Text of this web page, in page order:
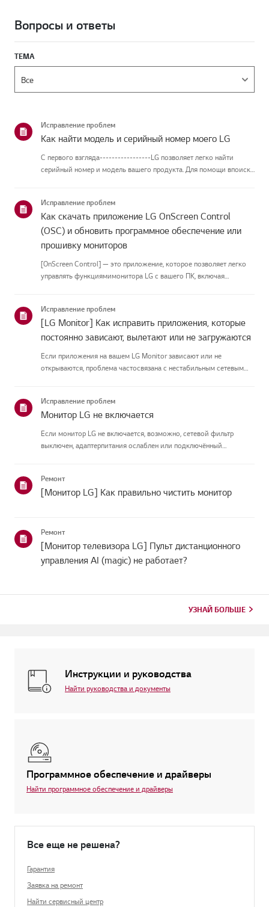
Вопросы и ответы
ТЕМА
Исправление проблем
Как найти модель и серийный номер моего LG
С первого взгляда-----------------LG позволяет легко найти
серийный номер и модель вашего продукта. Для помощи впоиске
руководство создано...
Исправление проблем
Как скачать приложение LG OnScreen Control
(OSC) и обновить программное обеспечение или
прошивку мониторов
[OnScreen Control] — это приложение, которое позволяет легко
управлять функциямимонитора LG с вашего ПК, включая
приложение для вашей ...
Исправление проблем
[LG Monitor] Как исправить приложения, которые
постоянно зависают, вылетают или не загружаются
Если приложения на вашем LG Monitor зависают или не
открываются, проблема частосвязана с нестабильным сетевым
[Настройки] монитора.Попр...
Исправление проблем
Монитор LG не включается
Если монитор LG не включается, возможно, сетевой фильтр
выключен, адаптерпитания ослаблен или подключённый
питании.Затем п...
Ремонт
[Монитор LG] Как правильно чистить монитор
Ремонт
[Монитор телевизора LG] Пульт дистанционного
управления AI (magic) не работает?
УЗНАЙ БОЛЬШЕ
Инструкции и руководства
Найти руководства и документы
Программное обеспечение и драйверы
Найти программное обеспечение и драйверы
Все еще не решена?
Гарантия
Заявка на ремонт
Найти сервисный центр